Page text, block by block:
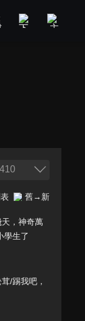
新聞政論
舊→新
，神奇萬
學生了
/踢我吧，